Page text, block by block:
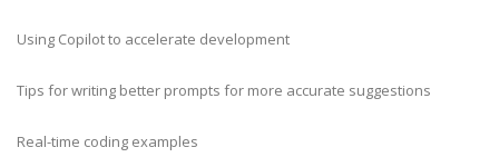
Using Copilot to accelerate development
Tips for writing better prompts for more accurate suggestions
Real-time coding examples